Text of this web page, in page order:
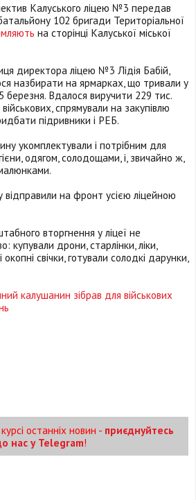
Калуського ліцею №3 передав
102 бригади Територіальної
на сторінці Калуської міської
директора ліцею №3 Лідія Бабій,
назбирати на ярмарках, що тривали у
березня. Вдалося виручити 229 тис.
спрямували на закупівлю
підривники і РЕБ.
укомплектували і потрібним для
одягом, солодощами, і, звичайно ж,
відправили на фронт усією ліцейною
вторгнення у ліцеї не
купували дрони, старлінки, ліки,
окопні свічки, готували солодкі дарунки,
калушанин зібрав для військових
останніх новин - приєднуйтесь
нас у Telegram!